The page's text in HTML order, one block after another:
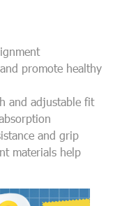
promote healthy
and adjustable fit
and grip
materials help